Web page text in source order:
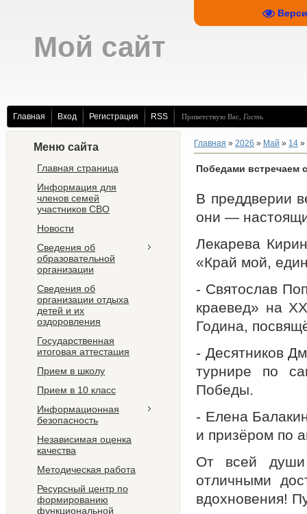
Мой сайт
Главная Вход Регистрация RSS Приветствую Вас Гость
Меню сайта
Главная страница
Информация для
членов семей
участников СВО
Новости
Сведения об
образовательной
организации
Сведения об
организации отдыха
детей и их
оздоровления
Государственная
итоговая аттестация
Прием в школу
Прием в 10 класс
Информационная
безопасность
Независимая оценка
качества
Методическая работа
Ресурсный центр по
формированию
функциональной
Главная » 2026 » Май » 14 »
Победами встречаем
В преддверии
они —
Лекарева
«Край мой,
- Святослав
краевед» на
Година,
- Десятников
турнире по
Победы.
- Елена
и призёром по
От всей души
отличными
вдохновения!